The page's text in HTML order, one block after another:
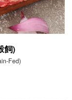
飼)
Fed)